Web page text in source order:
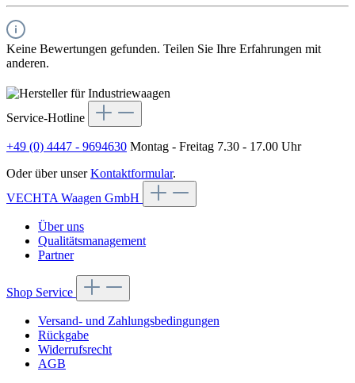
Keine Bewertungen gefunden. Teilen Sie Ihre Erfahrungen mit
anderen.
Service-Hotline
+49 (0) 4447 - 9694630 Montag - Freitag 7.30 - 17.00 Uhr
Oder über unserKontaktformular.
VECHTA Waagen GmbH
Über uns
Qualitätsmanagement
Partner
Shop Service
Versand- und Zahlungsbedingungen
Rückgabe
Widerrufsrecht
AGB